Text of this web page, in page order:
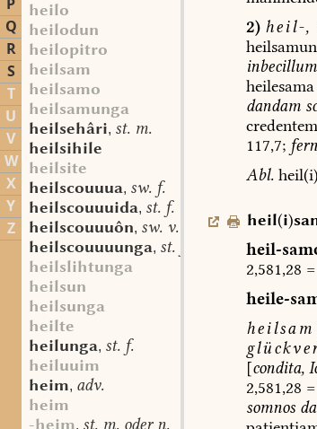
P
Q
R
S
T
U
V
W
X
Y
Z
heilo
heilodun
heilopitro
heilsam
heilsamo
heilsamunga
heilsehâri, st. m.
heilsihile
heilsite
heilscouuua, sw. f.
heilscouuuida, st. f.
heilscouuuôn, sw. v.
heilscouuuunga, st. f.
heilslihtunga
heilsun
heilsunga
heilte
heilunga, st. f.
heiluuim
heim, adv.
heim
-heim, st. m. oder n.
2) heil-,
heilsamun
inbecillum
heilesama
dandam
credentem
117,7;
Abl.
heil(i)
heil-
2,581,28 =
heile-
heilsam
[condita,
2,581,28 =
somnos